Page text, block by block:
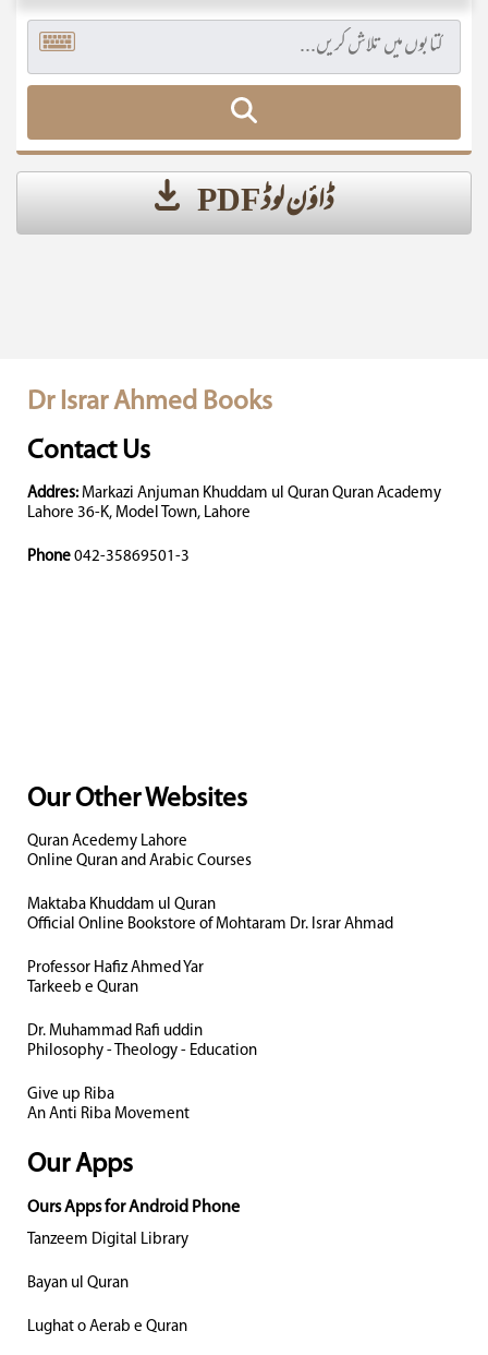
ڈاؤن لوڈ PDF
Dr Israr Ahmed Books
Contact Us
Addres: Markazi Anjuman Khuddam ul Quran Quran Academy
Lahore 36-K, Model Town, Lahore
Phone 042-35869501-3
Our Other Websites
Quran Acedemy Lahore
Online Quran and Arabic Courses
Maktaba Khuddam ul Quran
Official Online Bookstore of Mohtaram Dr. Israr Ahmad
Professor Hafiz Ahmed Yar
Tarkeeb e Quran
Dr. Muhammad Rafi uddin
Philosophy - Theology - Education
Give up Riba
An Anti Riba Movement
Our Apps
Ours Apps for Android Phone
Tanzeem Digital Library
Bayan ul Quran
Lughat o Aerab e Quran